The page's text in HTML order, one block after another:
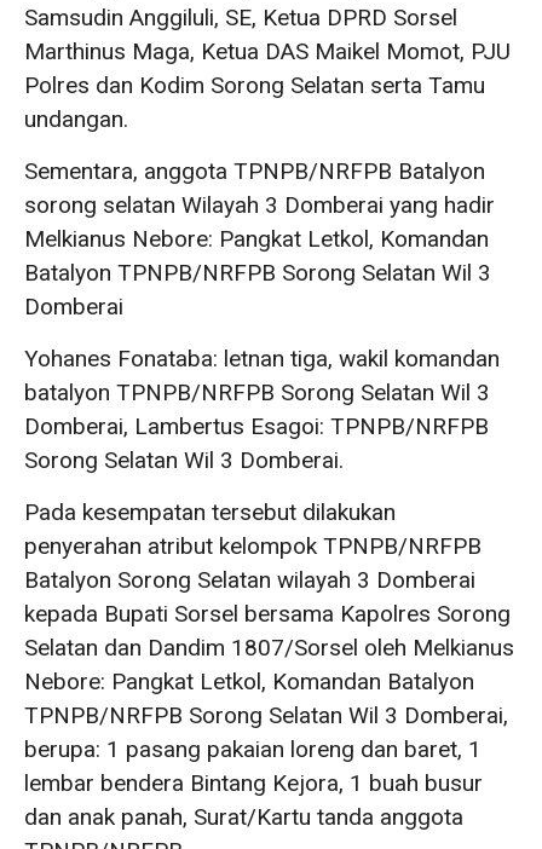
Samsudin Anggiluli, SE, Ketua DPRD Sorsel
Marthinus Maga, Ketua DAS Maikel Momot, PJU
Polres dan Kodim Sorong Selatan serta Tamu
undangan.
Sementara, anggota TPNPB/NRFPB Batalyon
sorong selatan Wilayah 3 Domberai yang hadir
Melkianus Nebore: Pangkat Letkol, Komandan
Batalyon TPNPB/NRFPB Sorong Selatan Wil 3
Domberai
Yohanes Fonataba: letnan tiga, wakil komandan
batalyon TPNPB/NRFPB Sorong Selatan Wil 3
Domberai, Lambertus Esagoi: TPNPB/NRFPB
Sorong Selatan Wil 3 Domberai.
Pada kesempatan tersebut dilakukan
penyerahan atribut kelompok TPNPB/NRFPB
Batalyon Sorong Selatan wilayah 3 Domberai
kepada Bupati Sorsel bersama Kapolres Sorong
Selatan dan Dandim 1807/Sorsel oleh Melkianus
Nebore: Pangkat Letkol, Komandan Batalyon
TPNPB/NRFPB Sorong Selatan Wil 3 Domberai,
berupa: 1 pasang pakaian loreng dan baret, 1
lembar bendera Bintang Kejora, 1 buah busur
dan anak panah, Surat/Kartu tanda anggota